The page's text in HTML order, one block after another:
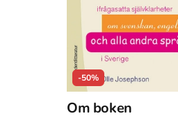
-50%
Om boken